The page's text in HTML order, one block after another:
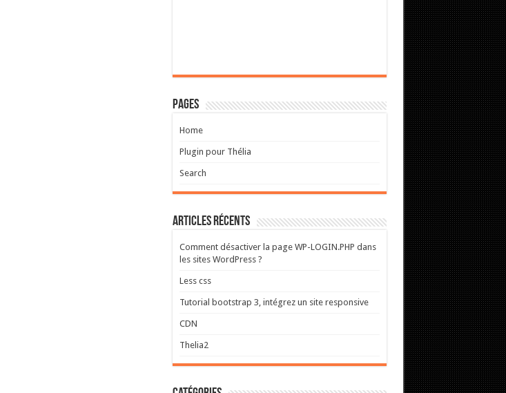
Pages
Home
Plugin pour Thélia
Search
Articles récents
Comment désactiver la page WP-LOGIN.PHP dans
les sites WordPress ?
Less css
Tutorial bootstrap 3, intégrez un site responsive
CDN
Thelia2